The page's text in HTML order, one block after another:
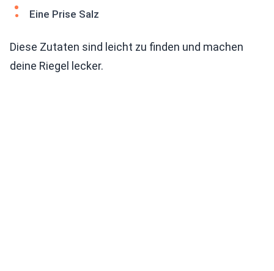
Eine Prise Salz
Diese Zutaten sind leicht zu finden und machen
deine Riegel lecker.